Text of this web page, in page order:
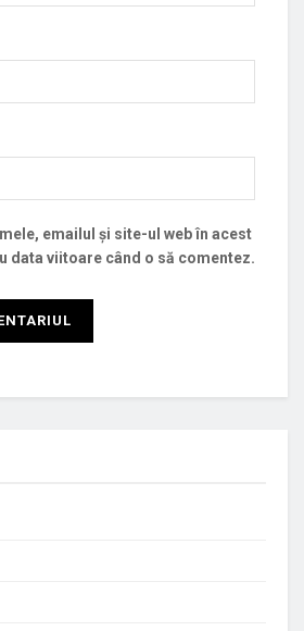
emailul și site-ul web în acest
data viitoare când o să comentez.